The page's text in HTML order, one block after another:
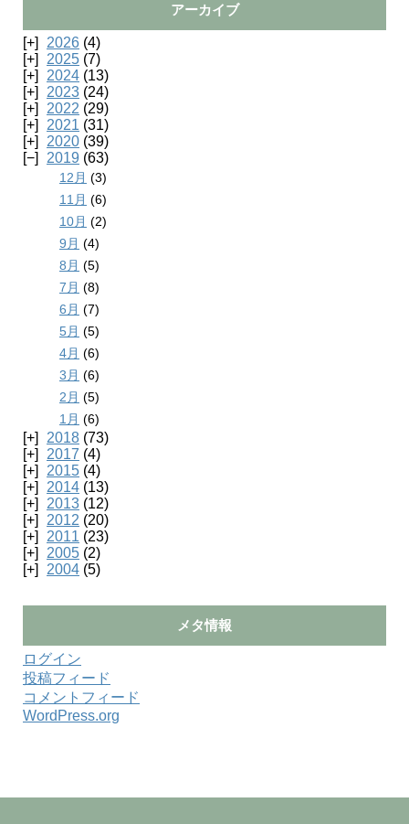
アーカイブ
2026 (4)
2025 (7)
2024 (13)
2023 (24)
2022 (29)
2021 (31)
2020 (39)
2019 (63)
12月 (3)
11月 (6)
10月 (2)
9月 (4)
8月 (5)
7月 (8)
6月 (7)
5月 (5)
4月 (6)
3月 (6)
2月 (5)
1月 (6)
2018 (73)
2017 (4)
2015 (4)
2014 (13)
2013 (12)
2012 (20)
2011 (23)
2005 (2)
2004 (5)
メタ情報
ログイン
投稿フィード
コメントフィード
WordPress.org